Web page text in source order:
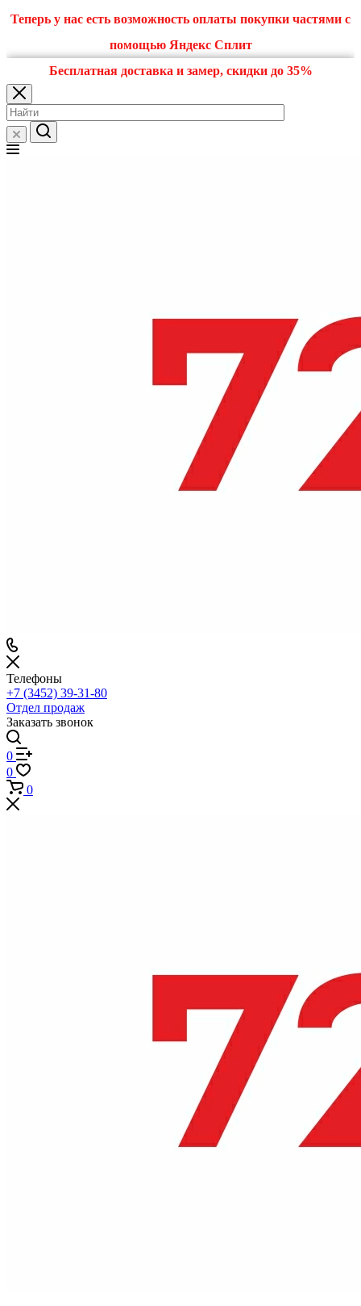
Теперь у нас есть возможность оплаты покупки частями с
помощью Яндекс Сплит
Бесплатная доставка и замер, скидки до 35%
Телефоны
+7 (3452) 39-31-80
Отдел продаж
Заказать звонок
0
0
0